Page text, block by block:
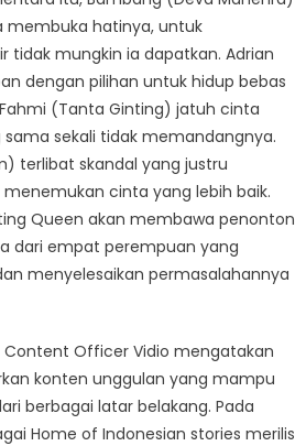
membuka hatinya, untuk
tidak mungkin ia dapatkan. Adrian
dengan pilihan untuk hidup bebas
(Tanta Ginting) jatuh cinta
sekali tidak memandangnya.
terlibat skandal yang justru
cinta yang lebih baik.
Queen akan membawa penonton
dari empat perempuan yang
menyelesaikan permasalahannya
Content Officer Vidio mengatakan
konten unggulan yang mampu
berbagai latar belakang. Pada
Home of Indonesian stories merilis